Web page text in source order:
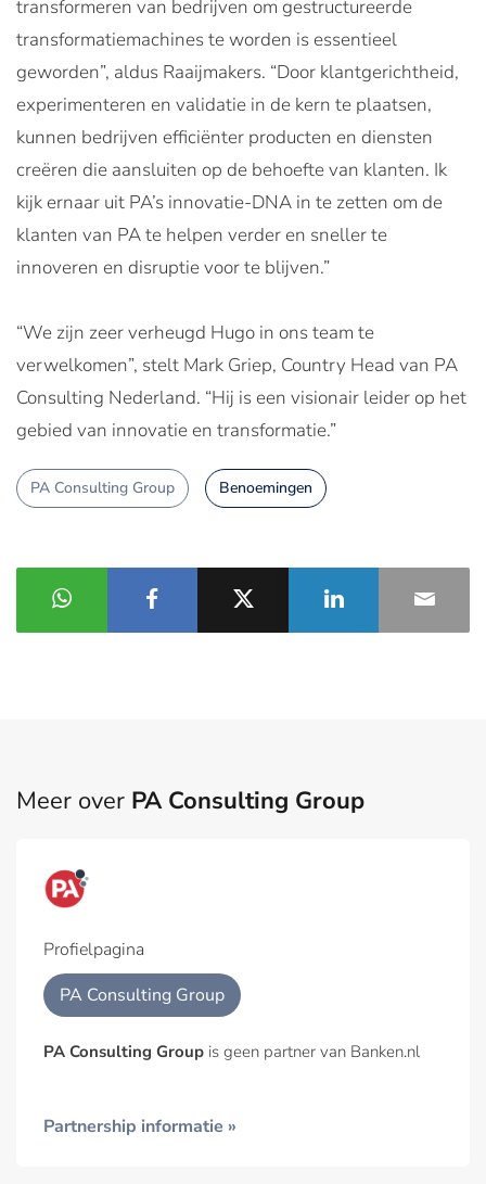
transformeren van bedrijven om gestructureerde
transformatiemachines te worden is essentieel
geworden”, aldus Raaijmakers. “Door klantgerichtheid,
experimenteren en validatie in de kern te plaatsen,
kunnen bedrijven efficiënter producten en diensten
creëren die aansluiten op de behoefte van klanten. Ik
kijk ernaar uit PA’s innovatie-DNA in te zetten om de
klanten van PA te helpen verder en sneller te
innoveren en disruptie voor te blijven.”
“We zijn zeer verheugd Hugo in ons team te
verwelkomen”, stelt Mark Griep, Country Head van PA
Consulting Nederland. “Hij is een visionair leider op het
gebied van innovatie en transformatie.”
PA Consulting Group Benoemingen
Meer over PA Consulting Group
Profielpagina
PA Consulting Group
PA Consulting Group is geen partner van Banken.nl
Partnership informatie »